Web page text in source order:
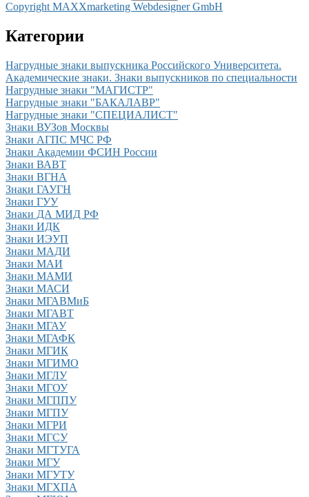
Copyright MAXXmarketing Webdesigner GmbH
Категории
Нагрудные знаки выпускника Российского Университета.
Академические знаки. Знаки выпускников по специальности
Нагрудные знаки "МАГИСТР"
Нагрудные знаки "БАКАЛАВР"
Нагрудные знаки "СПЕЦИАЛИСТ"
Знаки ВУЗов Москвы
Знаки АГПС МЧС РФ
Знаки Академии ФСИН России
Знаки ВАВТ
Знаки ВГНА
Знаки ГАУГН
Знаки ГУУ
Знаки ДА МИД РФ
Знаки ИДК
Знаки ИЭУП
Знаки МАДИ
Знаки МАИ
Знаки МАМИ
Знаки МАСИ
Знаки МГАВМиБ
Знаки МГАВТ
Знаки МГАУ
Знаки МГАФК
Знаки МГИК
Знаки МГИМО
Знаки МГЛУ
Знаки МГОУ
Знаки МГППУ
Знаки МГПУ
Знаки МГРИ
Знаки МГСУ
Знаки МГТУГА
Знаки МГУ
Знаки МГУТУ
Знаки МГХПА